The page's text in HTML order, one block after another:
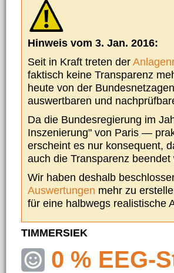
Hinweis vom 3. Jan. 2016:
Seit in Kraft treten der
faktisch keine Transparenz
heute von der
auswertbaren und
Da die Bundesregierung im
Inszenierung" von Paris —
erscheint es nur konsequent,
auch die Transparenz beendet
Wir haben deshalb
Auswertungen mehr zu
für eine halbwegs realistische
TIMMERSIEK
0 % EEG-